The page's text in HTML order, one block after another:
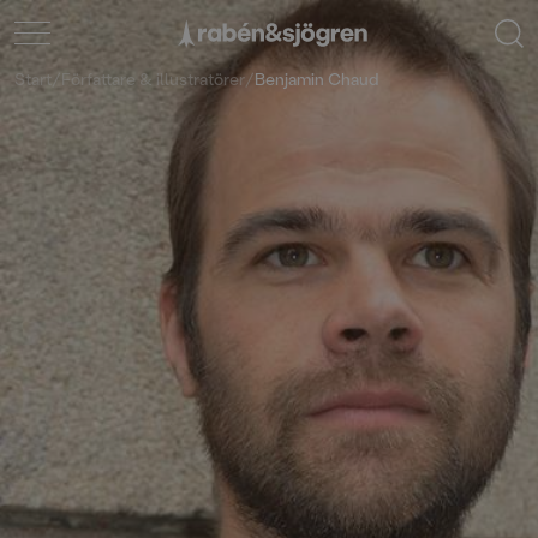
Start/Författare & illustratörer/Benjamin Chaud